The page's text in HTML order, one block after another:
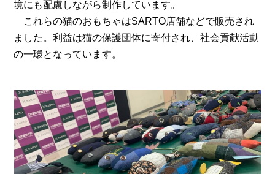
境にも配慮しながら制作しています。
これらの猫のおもちゃはSARTO店舗などで販売され
ました。利益は猫の保護団体に寄付され、社会貢献活動
の一環となっています。